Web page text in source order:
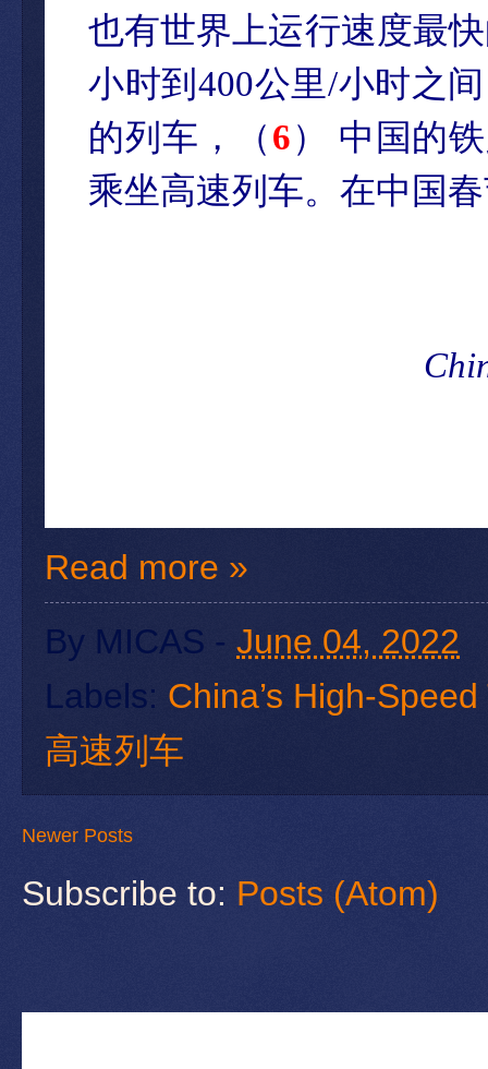
也有世界上运行速度最
小时到400公里/小时之
的列车，（6） 中国的
乘坐高速列车。在中国
Read more »
By MICAS - June 04, 2022
Labels: China’s High-
高速列车
Newer Posts
Subscribe to: Posts (Atom)